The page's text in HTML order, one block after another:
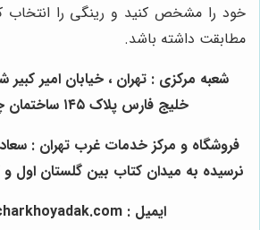
خود را مشخص کنید و رینگی را انتخاب
مطابقت داشته باشد.
شعبه مرکزی : تهران ، خیابان امیر کبیر
خلیج فارس پلاک ۱۴۵ ساختمان چرخ و یدک.
فروشگاه و مرکز خدمات غرب تهران :
نرسیده به میدان کتاب بین گلستان اول و
ایمیل : info@charkhoyadak.com